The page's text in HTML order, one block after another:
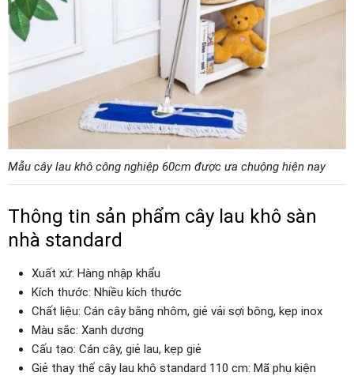
Mẫu cây lau khô công nghiệp 60cm được ưa chuộng hiện nay
Thông tin sản phẩm cây lau khô sàn
nhà standard
Xuất xứ: Hàng nhập khẩu
Kích thước: Nhiều kích thước
Chất liệu: Cán cây bằng nhôm, giẻ vải sợi bông, kẹp inox
Màu sắc: Xanh dương
Cấu tạo: Cán cây, giẻ lau, kẹp giẻ
Giẻ thay thế cây lau khô standard 110 cm: Mã phụ kiện